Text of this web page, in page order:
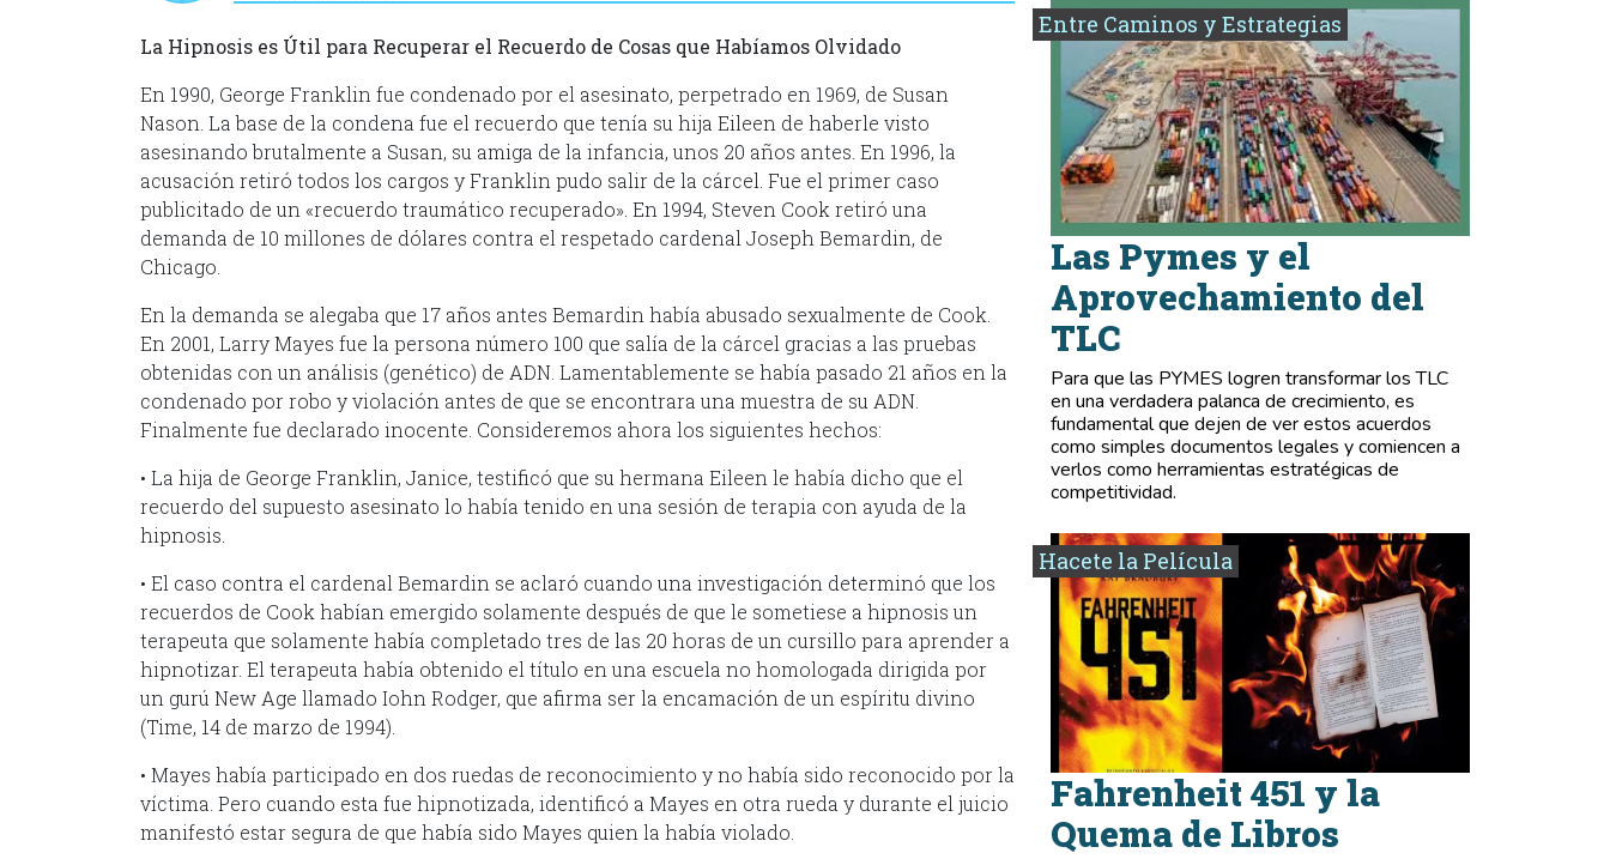
La Hipnosis es Útil para Recuperar el Recuerdo de Cosas que Habíamos Olvidado
En 1990, George Franklin fue condenado por el asesinato, perpetrado en 1969, de Susan
Nason. La base de la condena fue el recuerdo que tenía su hija Eileen de haberle visto
asesinando brutalmente a Susan, su amiga de la infancia, unos 20 años antes. En 1996, la
acusación retiró todos los cargos y Franklin pudo salir de la cárcel. Fue el primer caso
publicitado de un «recuerdo traumático recuperado». En 1994, Steven Cook retiró una
demanda de 10 millones de dólares contra el respetado cardenal Joseph Bemardin, de
Chicago.
En la demanda se alegaba que 17 años antes Bemardin había abusado sexualmente de Cook.
En 2001, Larry Mayes fue la persona número 100 que salía de la cárcel gracias a las pruebas
obtenidas con un análisis (genético) de ADN. Lamentablemente se había pasado 21 años en la
condenado por robo y violación antes de que se encontrara una muestra de su ADN.
Finalmente fue declarado inocente. Consideremos ahora los siguientes hechos:
• La hija de George Franklin, Janice, testificó que su hermana Eileen le había dicho que el
recuerdo del supuesto asesinato lo había tenido en una sesión de terapia con ayuda de la
hipnosis.
• El caso contra el cardenal Bemardin se aclaró cuando una investigación determinó que los
recuerdos de Cook habían emergido solamente después de que le sometiese a hipnosis un
terapeuta que solamente había completado tres de las 20 horas de un cursillo para aprender a
hipnotizar. El terapeuta había obtenido el título en una escuela no homologada dirigida por
un gurú New Age llamado Iohn Rodger, que afirma ser la encamación de un espíritu divino
(Time, 14 de marzo de 1994).
• Mayes había participado en dos ruedas de reconocimiento y no había sido reconocido por la
víctima. Pero cuando esta fue hipnotizada, identificó a Mayes en otra rueda y durante el juicio
manifestó estar segura de que había sido Mayes quien la había violado.
Entre Caminos y Estrategias
Las Pymes y el
Aprovechamiento del
TLC
Para que las PYMES logren transformar los TLC
en una verdadera palanca de crecimiento, es
fundamental que dejen de ver estos acuerdos
como simples documentos legales y comiencen a
verlos como herramientas estratégicas de
competitividad.
Hacete la Película
Fahrenheit 451 y la
Quema de Libros